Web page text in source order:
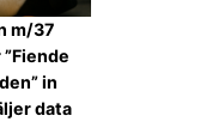
m/37
in
data